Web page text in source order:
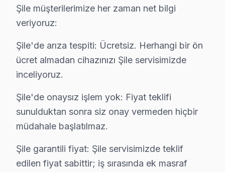
Şile Yakın İlçelerde Telenova Servisi
· Ataşehir Telenova
· Beykoz Telenova
· Çekmeköy Telenova
· Kadıköy Telenova
· Kartal Telenova
· Maltepe Telenova
· Pendik Telenova
· Sancaktepe Telenova
Şile müşterilerimize her zaman net bilgi
veriyoruz:
Şile'de arıza tespiti: Ücretsiz. Herhangi bir ön
ücret almadan cihazınızı Şile servisimizde
inceliyoruz.
Şile'de onaysız işlem yok: Fiyat teklifi
sunulduktan sonra siz onay vermeden hiçbir
müdahale başlatılmaz.
Şile garantili fiyat: Şile servisimizde teklif
edilen fiyat sabittir; iş sırasında ek masraf